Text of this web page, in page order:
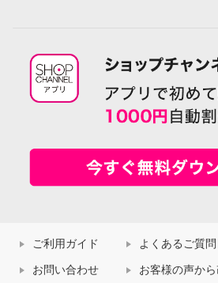
ご利用ガイド よくあるご質問
お問い合わせ お客様の声か